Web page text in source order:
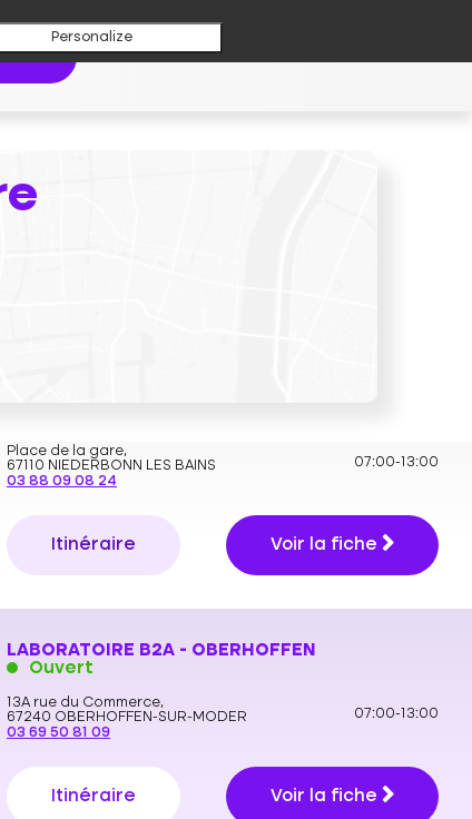
Itinéraire
127 Rue de Belfort,
68200 MULHOUSE
Place de la gare,
67110 NIEDERBONN LES BAINS
03 88 09 08 24
07:00-13:00
Itinéraire Voir la fiche
LABORATOIRE B2A - OBERHOFFEN
Ouvert
13A rue du Commerce,
67240 OBERHOFFEN-SUR-MODER
03 69 50 81 09
07:00-13:00
Itinéraire Voir la fiche
Personalize